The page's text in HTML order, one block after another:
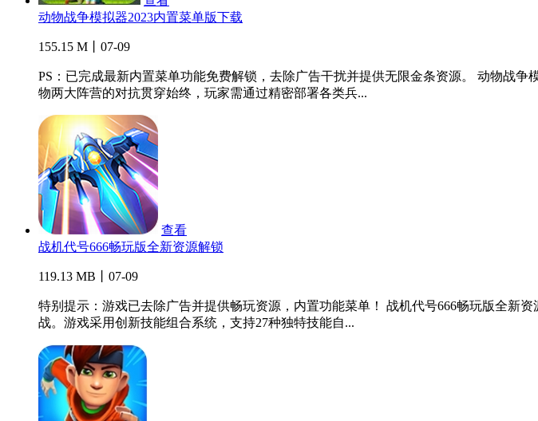
动物战争模拟器2023内置菜单版下载
155.15 M丨07-09
PS：已完成最新内置菜单功能免费解锁，去除广告干扰并提供无限金条资源。 动物战
物两大阵营的对抗贯穿始终，玩家需通过精密部署各类兵...
查看
战机代号666畅玩版全新资源解锁
119.13 MB丨07-09
特别提示：游戏已去除广告并提供畅玩资源，内置功能菜单！ 战机代号666畅玩版全新
战。游戏采用创新技能组合系统，支持27种独特技能自...